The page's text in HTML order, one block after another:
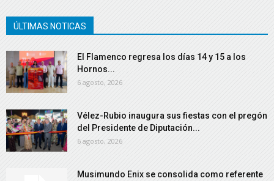
ÚLTIMAS NOTICAS
El Flamenco regresa los días 14 y 15 a los
Hornos...
6 agosto, 2026
Vélez-Rubio inaugura sus fiestas con el pregón
del Presidente de Diputación...
6 agosto, 2026
Musimundo Enix se consolida como referente